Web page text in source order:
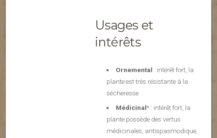
Usages et
intérêts
Ornemental : intérêt fort, la
plante est très résistante à la
sécheresse
Médicinal* : intérêt fort, la
plante possède des vertus
médicinales, antispasmodique,